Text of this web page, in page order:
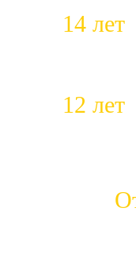
14 лет
12 лет